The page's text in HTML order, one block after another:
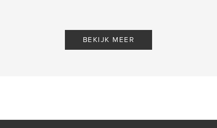
BEKIJK MEER